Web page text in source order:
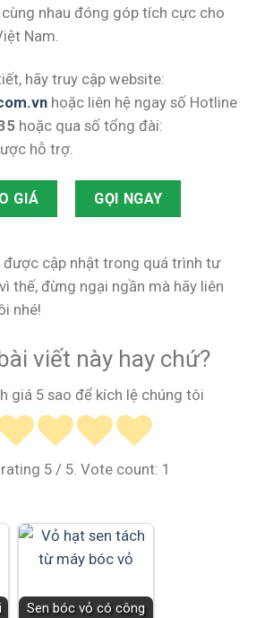
nhau đóng góp tích cực cho
Nam.
hãy truy cập website:
hoặc liên hệ ngay số Hotline
hoặc qua số tổng đài:
hỗ trợ.
GIÁ GỌI NGAY
cập nhật trong quá trình tư
thế, đừng ngại ngần mà hãy liên
nhé!
viết này hay chứ?
giá 5 sao để kích lệ chúng tôi
5/ 5. Vote count: 1
Sen bóc vỏ có công